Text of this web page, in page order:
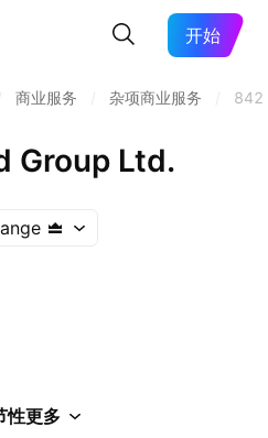
开始
商业服务 杂项商业服务
Group Ltd.
性更多